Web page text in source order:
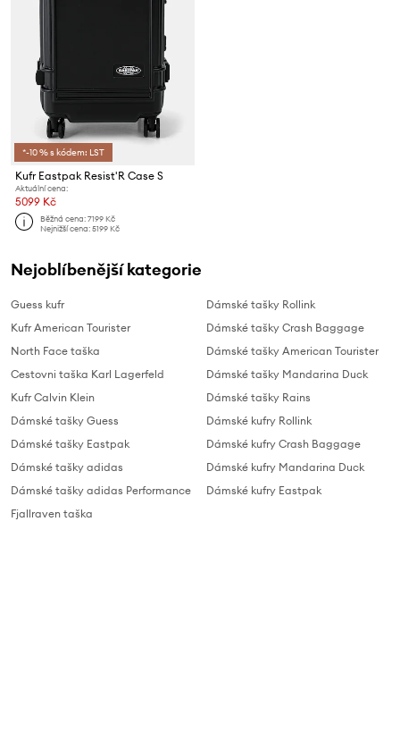
*-10 % s kódem: LST
Kufr Eastpak Resist'R Case S
Aktuální cena:
5099 Kč
Běžná cena:7199 Kč
Nejnižší cena:5199 Kč
Nejoblíbenější kategorie
Guess kufr
Kufr American Tourister
North Face taška
Cestovni taška Karl Lagerfeld
Kufr Calvin Klein
Dámské tašky Guess
Dámské tašky Eastpak
Dámské tašky adidas
Dámské tašky adidas Performance
Fjallraven taška
Dámské tašky Rollink
Dámské tašky Crash Baggage
Dámské tašky American Tourister
Dámské tašky Mandarina Duck
Dámské tašky Rains
Dámské kufry Rollink
Dámské kufry Crash Baggage
Dámské kufry Mandarina Duck
Dámské kufry Eastpak